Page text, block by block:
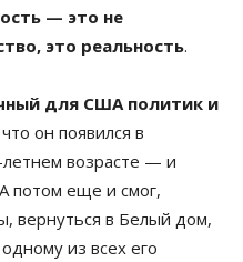
— это не
это реальность.
для США политик и
он появился в
летнем возрасте — и
потом еще и смог,
вернуться в Белый дом,
из всех его